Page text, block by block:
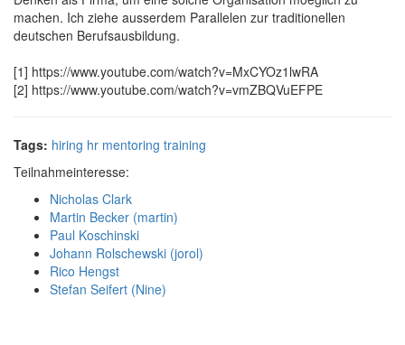
machen. Ich ziehe ausserdem Parallelen zur traditionellen
deutschen Berufsausbildung.
[1] https://www.youtube.com/watch?v=MxCYOz1lwRA
[2] https://www.youtube.com/watch?v=vmZBQVuEFPE
Tags: hiring hr mentoring training
Teilnahmeinteresse:
Nicholas Clark
Martin Becker (‎martin‎)
Paul Koschinski
Johann Rolschewski (‎jorol‎)
Rico Hengst
Stefan Seifert (‎Nine‎)